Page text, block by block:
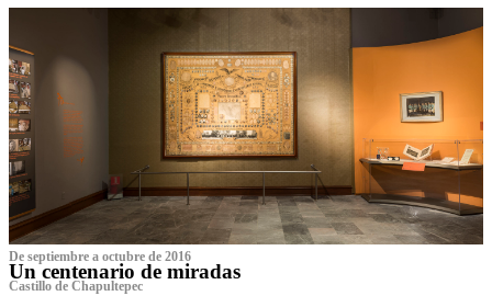
De septiembre a octubre de 2016
Un centenario de miradas
Castillo de Chapultepec